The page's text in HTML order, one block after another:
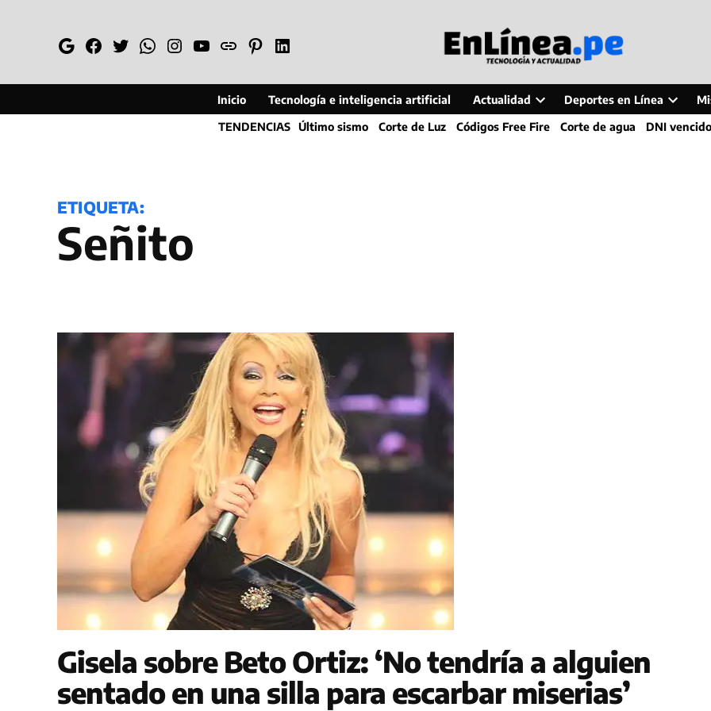
GoogleFacebook
TwitterWhatsapp
Instagram
YouTube
WebPinterestLinkedin
Inicio Tecnología e inteligencia artificial Actualidad
Open
dropdown
Deportes en Línea
Open
dropdown
TENDENCIAS Último sismo Corte de Luz Códigos Free Fire Corte de agua DNI vencido
ETIQUETA:
Señito
Gisela sobre Beto Ortiz: ‘No tendría a alguien
sentado en una silla para escarbar miserias’